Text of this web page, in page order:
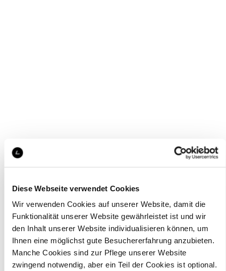
Diese Webseite verwendet Cookies
Wir verwenden Cookies auf unserer Website, damit die
Funktionalität unserer Website gewährleistet ist und wir
den Inhalt unserer Website individualisieren können, um
Ihnen eine möglichst gute Besuchererfahrung anzubieten.
Manche Cookies sind zur Pflege unserer Website
zwingend notwendig, aber ein Teil der Cookies ist optional.